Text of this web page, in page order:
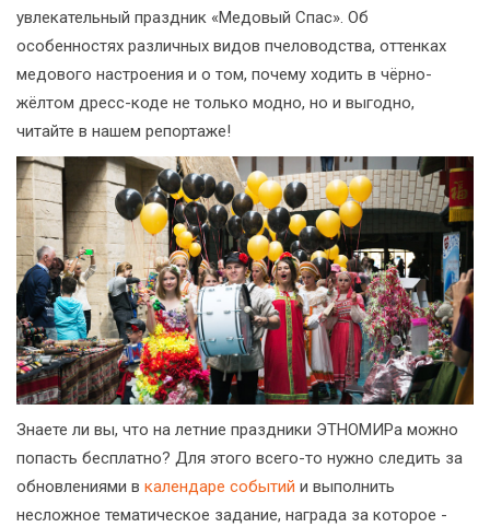
увлекательный праздник «Медовый Спас». Об
особенностях различных видов пчеловодства, оттенках
медового настроения и о том, почему ходить в чёрно-
жёлтом дресс-коде не только модно, но и выгодно,
читайте в нашем репортаже!
Знаете ли вы, что на летние праздники ЭТНОМИРа можно
попасть бесплатно? Для этого всего-то нужно следить за
обновлениями в календаре событий и выполнить
несложное тематическое задание, награда за которое -